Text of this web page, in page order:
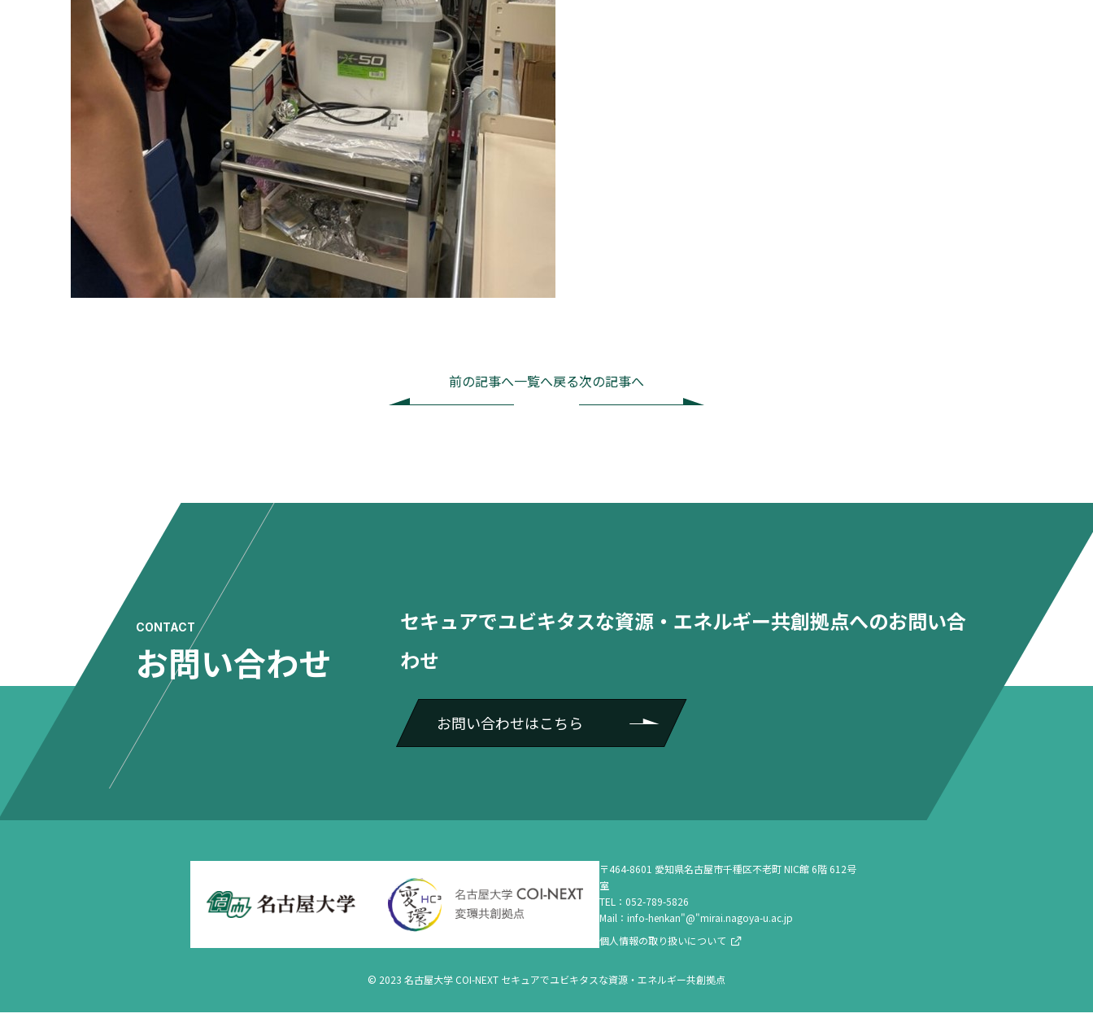
前の記事へ一覧へ戻る次の記事へ
CONTACT
お問い合わせ
セキュアでユビキタスな資源・エネルギー共創拠点へのお問い合
わせ
お問い合わせはこちら
〒464-8601 愛知県名古屋市千種区不老町 NIC館 6階 612号
室
TEL：052-789-5826
Mail：info-henkan"@"mirai.nagoya-u.ac.jp
個人情報の取り扱いについて
© 2023 名古屋大学 COI-NEXT セキュアでユビキタスな資源・エネルギー共創拠点